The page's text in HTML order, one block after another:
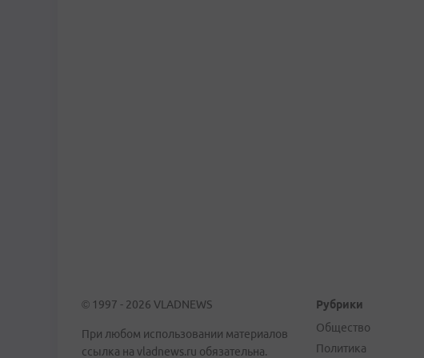
© 1997 - 2026 VLADNEWS
При любом использовании материалов
ссылка на vladnews.ru обязательна.
Рубрики
Общество
Политика